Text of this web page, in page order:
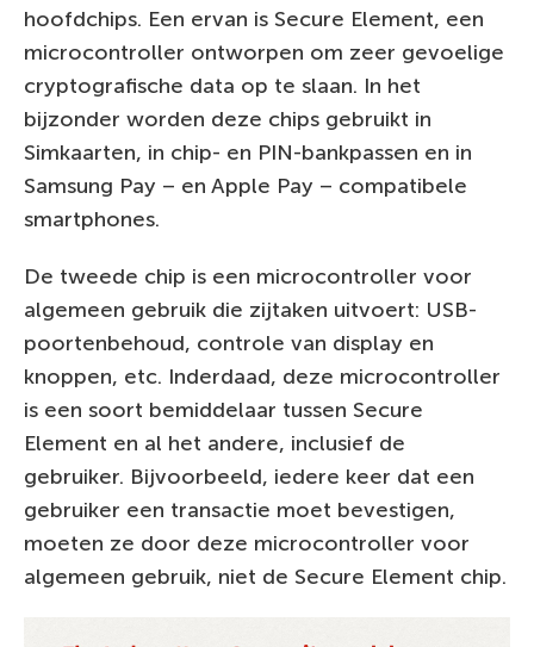
hoofdchips. Een ervan is Secure Element, een
microcontroller ontworpen om zeer gevoelige
cryptografische data op te slaan. In het
bijzonder worden deze chips gebruikt in
Simkaarten, in chip- en PIN-bankpassen en in
Samsung Pay – en Apple Pay – compatibele
smartphones.
De tweede chip is een microcontroller voor
algemeen gebruik die zijtaken uitvoert: USB-
poortenbehoud, controle van display en
knoppen, etc. Inderdaad, deze microcontroller
is een soort bemiddelaar tussen Secure
Element en al het andere, inclusief de
gebruiker. Bijvoorbeeld, iedere keer dat een
gebruiker een transactie moet bevestigen,
moeten ze door deze microcontroller voor
algemeen gebruik, niet de Secure Element chip.